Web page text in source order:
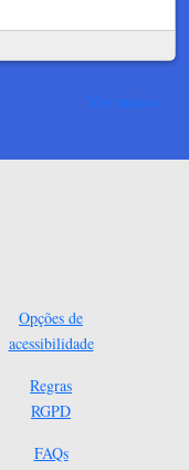
Ver mais
Opções de
acessibilidade
Regras
RGPD
FAQs